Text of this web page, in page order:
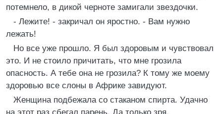
потемнело, в дикой черноте замигали звездочки.
- Лежите! - закричал он яростно. - Вам нужно
лежать!
Но все уже прошло. Я был здоровым и чувствовал
это. И не стоило причитать, что мне грозила
опасность. А тебе она не грозила? К тому же моему
здоровью все слоны в Африке завидуют.
Женщина подбежала со стаканом спирта. Удачно